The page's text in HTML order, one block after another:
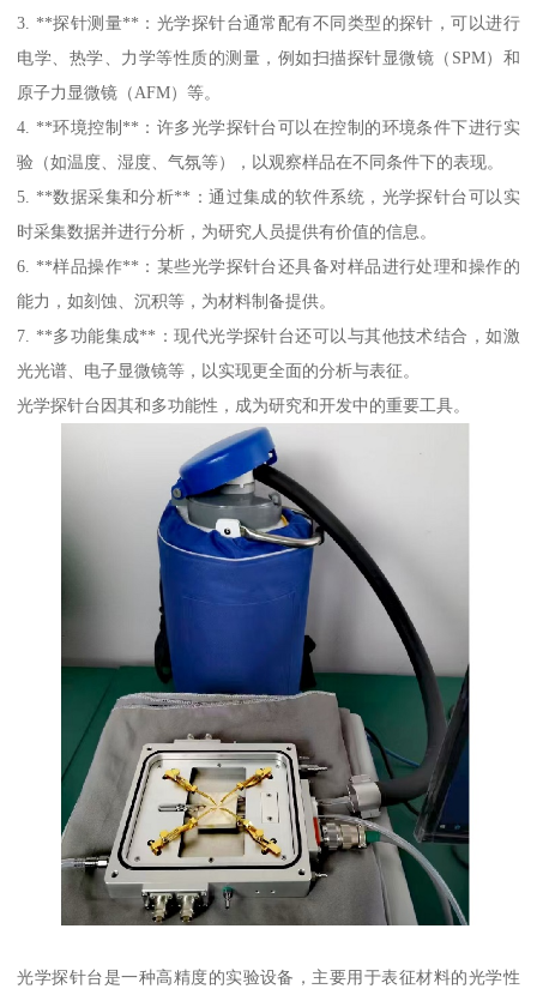
3. **探针测量**：光学探针台通常配有不同类型的探针，可以进行
电学、热学、力学等性质的测量，例如扫描探针显微镜（SPM）和
原子力显微镜（AFM）等。
4. **环境控制**：许多光学探针台可以在控制的环境条件下进行实
验（如温度、湿度、气氛等），以观察样品在不同条件下的表现。
5. **数据采集和分析**：通过集成的软件系统，光学探针台可以实
时采集数据并进行分析，为研究人员提供有价值的信息。
6. **样品操作**：某些光学探针台还具备对样品进行处理和操作的
能力，如刻蚀、沉积等，为材料制备提供。
7. **多功能集成**：现代光学探针台还可以与其他技术结合，如激
光光谱、电子显微镜等，以实现更全面的分析与表征。
光学探针台因其和多功能性，成为研究和开发中的重要工具。
光学探针台是一种高精度的实验设备，主要用于表征材料的光学性